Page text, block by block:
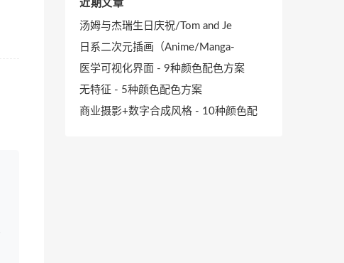
近期文章
汤姆与杰瑞生日庆祝/Tom and Je
日系二次元插画（Anime/Manga-
医学可视化界面 - 9种颜色配色方案
无特征 - 5种颜色配色方案
商业摄影+数字合成风格 - 10种颜色配